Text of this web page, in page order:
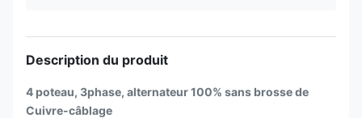
Description du produit
4 poteau, 3phase, alternateur 100% sans brosse de
Cuivre-câblage